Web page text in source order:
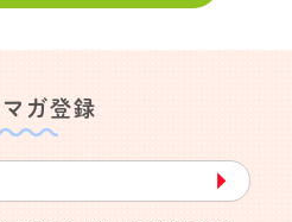
ガ登録
▶︎